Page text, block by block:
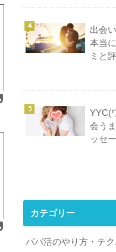
出会
本当
ミと
YYC(
会う
ッセ
カテゴリー
パパ活のやり方・テク